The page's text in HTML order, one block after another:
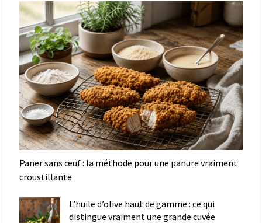
Paner sans œuf : la méthode pour une panure vraiment
croustillante
L’huile d’olive haut de gamme : ce qui
distingue vraiment une grande cuvée